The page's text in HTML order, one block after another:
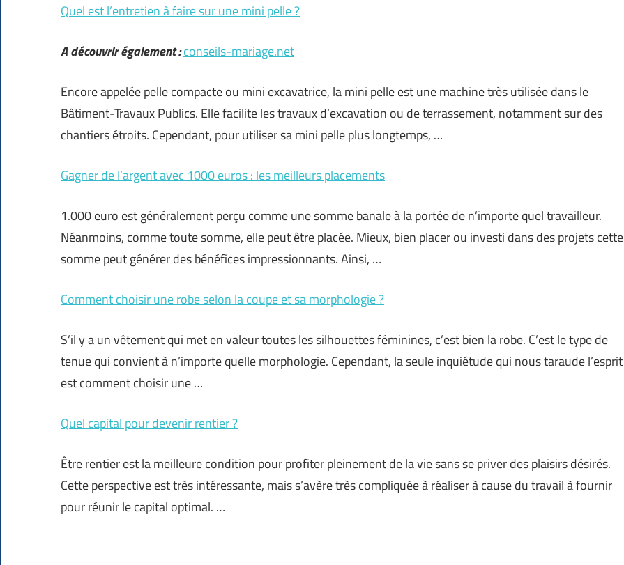
Quel est l’entretien à faire sur une mini pelle ?
A découvrir également :conseils-mariage.net
Encore appelée pelle compacte ou mini excavatrice, la mini pelle est une machine très utilisée dans le
Bâtiment-Travaux Publics. Elle facilite les travaux d’excavation ou de terrassement, notamment sur des
chantiers étroits. Cependant, pour utiliser sa mini pelle plus longtemps, …
Gagner de l’argent avec 1000 euros : les meilleurs placements
1.000 euro est généralement perçu comme une somme banale à la portée de n’importe quel travailleur.
Néanmoins, comme toute somme, elle peut être placée. Mieux, bien placer ou investi dans des projets cette
somme peut générer des bénéfices impressionnants. Ainsi, …
Comment choisir une robe selon la coupe et sa morphologie ?
S’il y a un vêtement qui met en valeur toutes les silhouettes féminines, c’est bien la robe. C’est le type de
tenue qui convient à n’importe quelle morphologie. Cependant, la seule inquiétude qui nous taraude l’esprit
est comment choisir une …
Quel capital pour devenir rentier ?
Être rentier est la meilleure condition pour profiter pleinement de la vie sans se priver des plaisirs désirés.
Cette perspective est très intéressante, mais s’avère très compliquée à réaliser à cause du travail à fournir
pour réunir le capital optimal. …